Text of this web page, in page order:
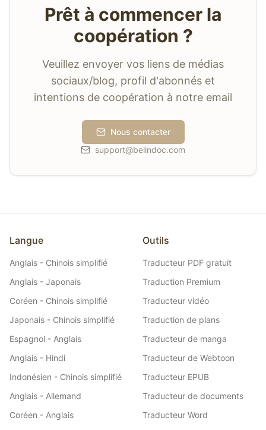
Prêt à commencer la
coopération ?
Veuillez envoyer vos liens de médias
sociaux/blog, profil d'abonnés et
intentions de coopération à notre email
Nous contacter
support@belindoc.com
Langue
Anglais - Chinois simplifié
Anglais - Japonais
Coréen - Chinois simplifié
Japonais - Chinois simplifié
Espagnol - Anglais
Anglais - Hindi
Indonésien - Chinois simplifié
Anglais - Allemand
Coréen - Anglais
Outils
Traducteur PDF gratuit
Traduction Premium
Traducteur vidéo
Traduction de plans
Traducteur de manga
Traducteur de Webtoon
Traducteur EPUB
Traducteur de documents
Traducteur Word